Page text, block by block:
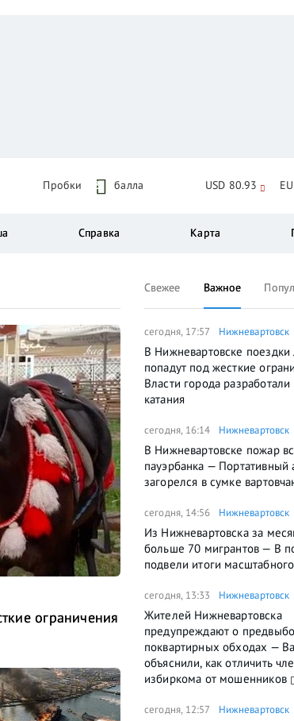
ограничения
Свежее Важное
сегодня, 17:57 Нижневартовск
В Нижневартовске
попадут под жесткие
Власти города
катания
сегодня, 16:14 Нижневартовск
В Нижневартовске пожар
пауэрбанка — Портативный
загорелся в сумке
сегодня, 14:56 Нижневартовск
Из Нижневартовска за
больше 70 мигрантов — В
подвели итоги
сегодня, 13:33 Нижневартовск
Жителей Нижневартовска
предупреждают о
поквартирных обходах —
объяснили, как отличить
избиркома от мошенников
сегодня, 12:57 Нижневартовск
Пробки 3 балла USD 80.93
Справка Карта